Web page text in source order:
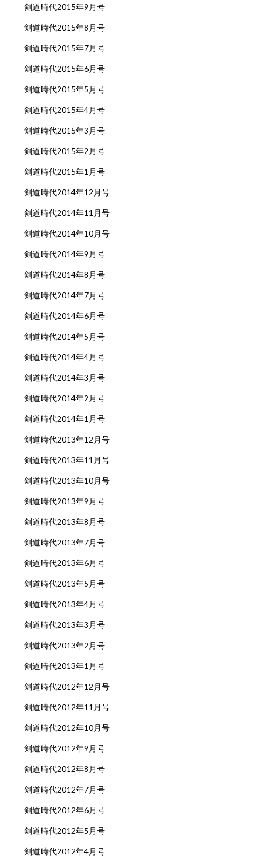
剣道時代2015年9月号
剣道時代2015年8月号
剣道時代2015年7月号
剣道時代2015年6月号
剣道時代2015年5月号
剣道時代2015年4月号
剣道時代2015年3月号
剣道時代2015年2月号
剣道時代2015年1月号
剣道時代2014年12月号
剣道時代2014年11月号
剣道時代2014年10月号
剣道時代2014年9月号
剣道時代2014年8月号
剣道時代2014年7月号
剣道時代2014年6月号
剣道時代2014年5月号
剣道時代2014年4月号
剣道時代2014年3月号
剣道時代2014年2月号
剣道時代2014年1月号
剣道時代2013年12月号
剣道時代2013年11月号
剣道時代2013年10月号
剣道時代2013年9月号
剣道時代2013年8月号
剣道時代2013年7月号
剣道時代2013年6月号
剣道時代2013年5月号
剣道時代2013年4月号
剣道時代2013年3月号
剣道時代2013年2月号
剣道時代2013年1月号
剣道時代2012年12月号
剣道時代2012年11月号
剣道時代2012年10月号
剣道時代2012年9月号
剣道時代2012年8月号
剣道時代2012年7月号
剣道時代2012年6月号
剣道時代2012年5月号
剣道時代2012年4月号